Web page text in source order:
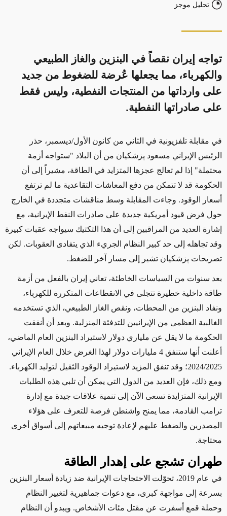
تحليل موجز
تواجه إيران نقصاً في البنزين والغاز الطبيعي
والكهرباء، مما يجعلها عُرضة للضغوط من جديد
على وارداتها من المنتجات النفطية، وليس فقط
على صادراتها النفطية.
في مقابلة تلفزيونية في الثاني من كانون الأول/ديسمبر، حذر
الرئيس الإيراني مسعود پزشكيان من أن البلاد "ستواجه أزمة
محتملة" إذا لم تعالج عجزها المتزايد في الطاقة، مشيراً إلى أن
الحكومة قد لا تتمكن من دفع المعاشات التقاعدية ما لم ترتفع
أسعار الوقود. وجاءت المقابلة وسط مناقشات متجددة في الخارج
حول فرض قيود أمريكية جديدة على صادرات النفط الإيرانية، مع
إشارة العديد من المراقبين إلى أن هذا التكتيك سيواجه عقبات كبيرة
وقد تجاهله إلى حد كبير النظام الجريء الذي يتفادى العقوبات. لكن
تصريحات پزشكيان تشير إلى مسار آخر للضغط.
بعد سنوات من السياسات الخاطئة، تعاني إيران بالفعل من أزمة
طاقة داخلية خطيرة تتجلى في الانقطاعات المتكررة للكهرباء،
ونفاد البنزين من المحطات، ونقص الغاز الطبيعي، الذي تستخدمه
الغالبية العظمى من الإيرانيين للتدفئة المنزلية. وبعد أن أنفقت
الحكومة ما لا يقل عن ملياري دولار لاستيراد البنزين العام الماضي،
أعلنت أنها ستنفق 4 مليارات دولار لهذا الغرض خلال العام الإيراني
2024/2025؛
وقد تنفق المزيد لاستيراد الوقود الثقيل لتوليد الكهرباء.
ومع ذلك، فإن العديد من الدول التي يمكن أن تلبي هذه الطلبات
الإيرانية المتزايدة تسعى الآن إلى تنمية علاقات جيدة مع إدارة
ترامب القادمة، مما يمنح واشنطن فرصة للتعرف على هؤلاء
المصدرين والضغط عليهم لإعادة توجيه مبيعاتهم إلى أسواق أخرى
محتاجة.
طهران تشجع على إهدار الطاقة
في عام 2019، تحوّلت الاحتجاجات الإيرانية ضد زيادة أسعار البنزين
بسرعة إلى مواجهة كبرى، مع دعوات جماهيرية لتغيير النظام
وحملة قمع أسفرت عن مقتل مئات الأشخاص. ويبدو أن النظام